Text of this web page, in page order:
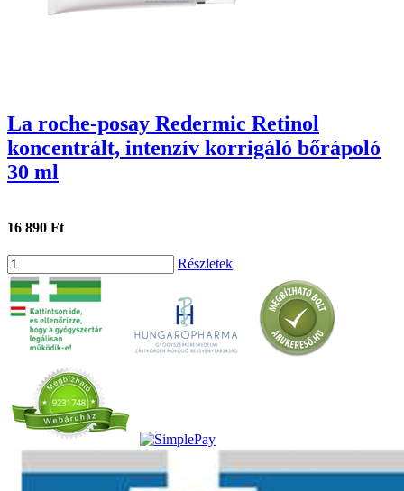
La roche-posay Redermic Retinol
koncentrált, intenzív korrigáló bőrápoló
30 ml
16 890 Ft
Részletek